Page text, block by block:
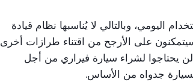
اليومي، وبالتالي لا يُناسبها نظام قيادة
على الأرجح من اقتناء طرازات أخرى
لن يحتاجوا لشراء سيارة فيراري من أجل
جدواه من الأساس.